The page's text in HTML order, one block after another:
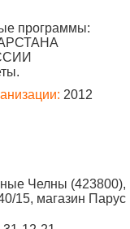
программы:
2012
Челны (423800),
15, магазин Парус